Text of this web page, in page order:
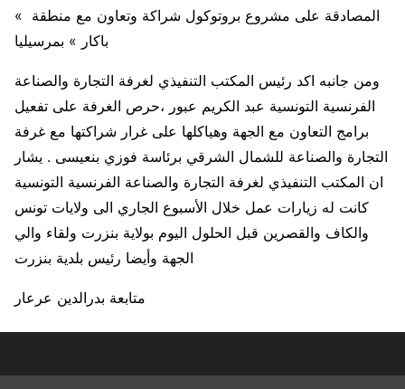
المصادقة على مشروع بروتوكول شراكة وتعاون مع منطقة »
باكار » بمرسيليا
ومن جانبه اكد رئيس المكتب التنفيذي لغرفة التجارة والصناعة
الفرنسية التونسية عبد الكريم عبور ،حرص الغرفة على تفعيل
برامج التعاون مع الجهة وهياكلها على غرار شراكتها مع غرفة
التجارة والصناعة للشمال الشرقي برئاسة فوزي بنعيسى . يشار
ان المكتب التنفيذي لغرفة التجارة والصناعة الفرنسية التونسية
كانت له زيارات عمل خلال الأسبوع الجاري الى ولايات تونس
والكاف والقصرين قبل الحلول اليوم بولاية بنزرت ولقاء والي
الجهة وأيضا رئيس بلدية بنزرت
متابعة بدرالدين عرعار